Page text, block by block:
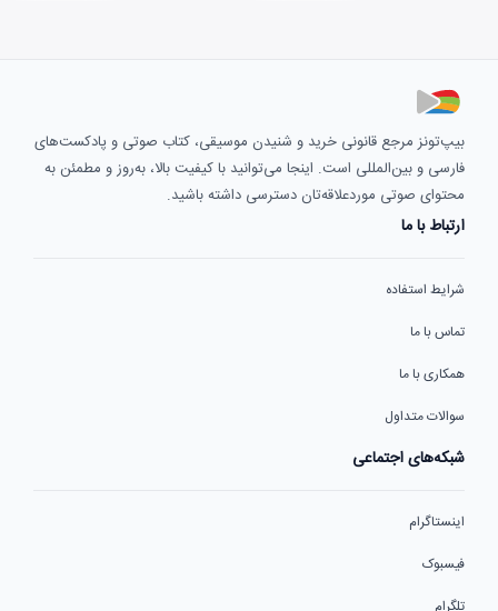
بیپ‌تونز مرجع قانونی خرید و شنیدن موسیقی، کتاب صوتی و پادکست‌های
فارسی و بین‌المللی است. اینجا می‌توانید با کیفیت بالا، به‌روز و مطمئن به
محتوای صوتی موردعلاقه‌تان دسترسی داشته باشید.
ارتباط با ما
شرایط استفاده
تماس با ما
همکاری با ما
سوالات متداول
شبکه‌های اجتماعی
اینستاگرام
فیسبوک
تلگرام